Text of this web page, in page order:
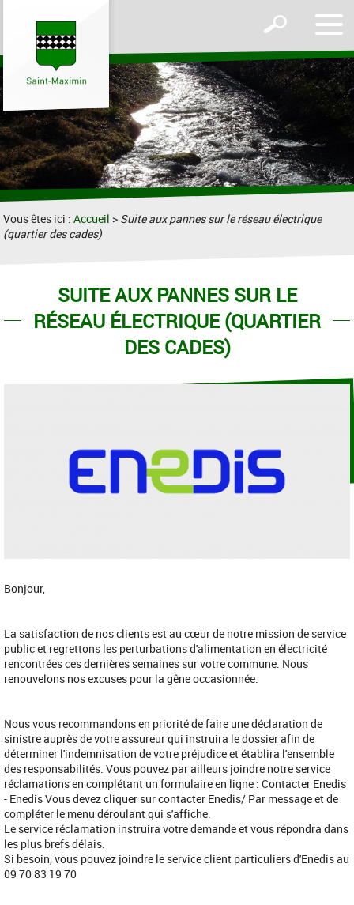
le
Afficher
formulaire
de
recherche
Vous êtes ici :Accueil > Suite aux pannes sur le réseau électrique
(quartier des cades)
SUITE AUX PANNES SUR LE
RÉSEAU ÉLECTRIQUE (QUARTIER
DES CADES)
Bonjour,
La satisfaction de nos clients est au cœur de notre mission de service
public et regrettons les perturbations d'alimentation en électricité
rencontrées ces dernières semaines sur votre commune. Nous
renouvelons nos excuses pour la gêne occasionnée.
Nous vous recommandons en priorité de faire une déclaration de
sinistre auprès de votre assureur qui instruira le dossier afin de
déterminer l'indemnisation de votre préjudice et établira l'ensemble
des responsabilités. Vous pouvez par ailleurs joindre notre service
réclamations en complétant un formulaire en ligne : Contacter Enedis
- Enedis Vous devez cliquer sur contacter Enedis/ Par message et de
compléter le menu déroulant qui s'affiche.
Le service réclamation instruira votre demande et vous répondra dans
les plus brefs délais.
Si besoin, vous pouvez joindre le service client particuliers d'Enedis au
09 70 83 19 70